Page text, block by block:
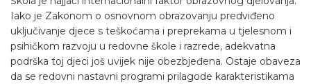
Iako je Zakonom o osnovnom obrazovanju predviđeno
uključivanje djece s teškoćama i preprekama u tjelesnom i
psihičkom razvoju u redovne škole i razrede, adekvatna
podrška toj djeci još uvijek nije obezbjeđena. Ostaje obaveza
da se redovni nastavni programi prilagode karakteristikama